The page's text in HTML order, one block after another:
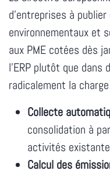
d'entreprises à
environnementaux et
aux PME cotées dès
l'ERP plutôt que dans
radicalement la
Collecte
consolidation à
activités
Calcul des